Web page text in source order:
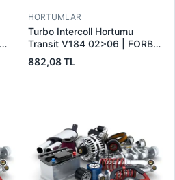
HORTUMLAR
Turbo Intercoll Hortumu
Transit V184 02>06 | FORBO
FB71004 | OEM 2C16 6K683
AA 4494359
882,08 TL